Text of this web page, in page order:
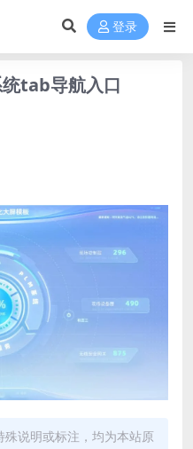
登录
tab导航入口
说明或标注，均为本站原